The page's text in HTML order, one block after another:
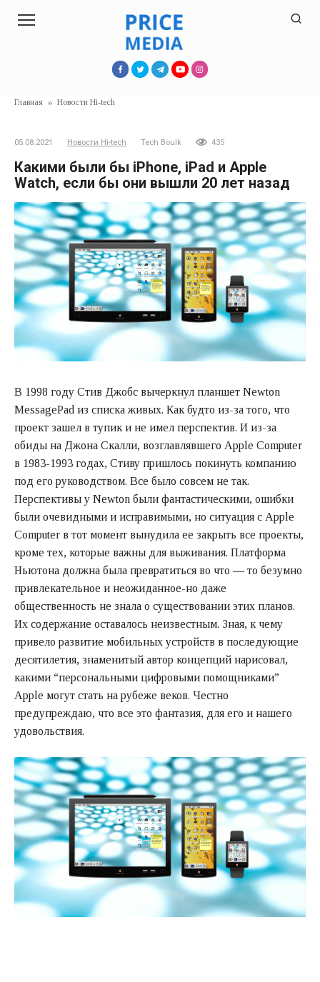
Главная » Новости Hi-tech
05.08.2021 Новости Hi-tech Tech Boulk 435
Какими были бы iPhone, iPad и Apple
Watch, если бы они вышли 20 лет назад
В 1998 году Стив Джобс вычеркнул планшет Newton
MessagePad из списка живых. Как будто из-за того, что
проект зашел в тупик и не имел перспектив. И из-за
обиды на Джона Скалли, возглавлявшего Apple Computer
в 1983-1993 годах, Стиву пришлось покинуть компанию
под его руководством. Все было совсем не так.
Перспективы у Newton были фантастическими, ошибки
были очевидными и исправимыми, но ситуация с Apple
Computer в тот момент вынудила ее закрыть все проекты,
кроме тех, которые важны для выживания. Платформа
Ньютона должна была превратиться во что — то безумно
привлекательное и неожиданное-но даже
общественность не знала о существовании этих планов.
Их содержание оставалось неизвестным. Зная, к чему
привело развитие мобильных устройств в последующие
десятилетия, знаменитый автор концепций нарисовал,
какими “персональными цифровыми помощниками”
Apple могут стать на рубеже веков. Честно
предупреждаю, что все это фантазия, для его и нашего
удовольствия.